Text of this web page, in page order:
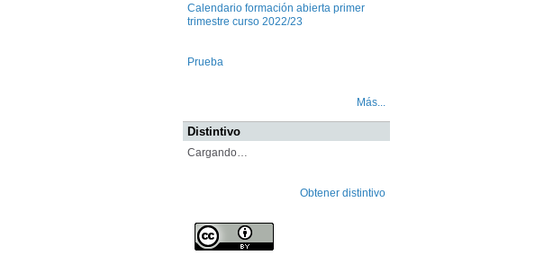
Calendario formación abierta primer
trimestre curso 2022/23
Prueba
Más...
Distintivo
Cargando…
Obtener distintivo